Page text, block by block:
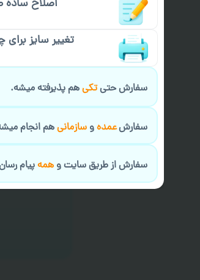
برای
در
ارسال
اصلاح ساده
تغییر سایز
سفارش حتیتکیهم پذیرفته میشه.
سفارشعمدهوسازمانیهم انجام
سفارش از طریق سایت وهمهپیام